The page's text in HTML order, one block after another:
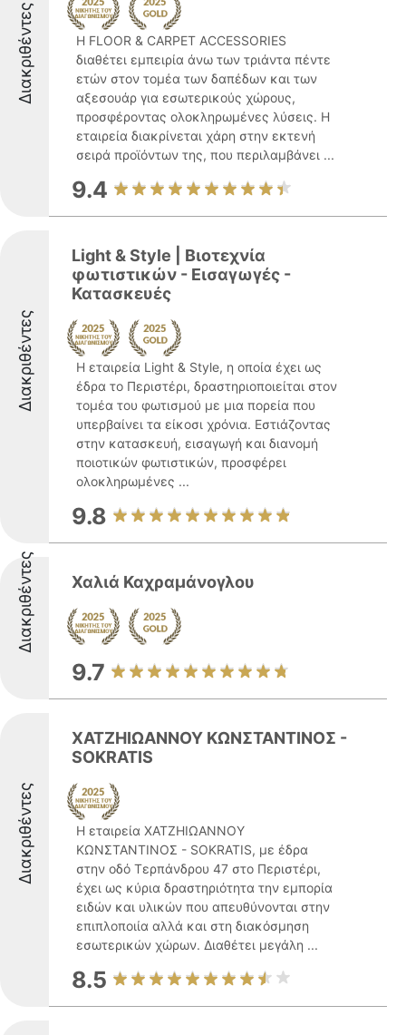
Διακριθέντες
Η FLOOR & CARPET ACCESSORIES
διαθέτει εμπειρία άνω των τριάντα πέντε
ετών στον τομέα των δαπέδων και των
αξεσουάρ για εσωτερικούς χώρους,
προσφέροντας ολοκληρωμένες λύσεις. Η
εταιρεία διακρίνεται χάρη στην εκτενή
σειρά προϊόντων της, που περιλαμβάνει ...
9.4
Διακριθέντες
Light & Style | Βιοτεχνία
φωτιστικών - Εισαγωγές -
Κατασκευές
Η εταιρεία Light & Style, η οποία έχει ως
έδρα το Περιστέρι, δραστηριοποιείται στον
τομέα του φωτισμού με μια πορεία που
υπερβαίνει τα είκοσι χρόνια. Εστιάζοντας
στην κατασκευή, εισαγωγή και διανομή
ποιοτικών φωτιστικών, προσφέρει
ολοκληρωμένες ...
9.8
Διακριθέντες Χαλιά Καχραμάνογλου
9.7
Διακριθέντες
ΧΑΤΖΗΙΩΑΝΝΟΥ ΚΩΝΣΤΑΝΤΙΝΟΣ -
SOKRATIS
Η εταιρεία ΧΑΤΖΗΙΩΑΝΝΟΥ
ΚΩΝΣΤΑΝΤΙΝΟΣ - SOKRATIS, με έδρα
στην οδό Τερπάνδρου 47 στο Περιστέρι,
έχει ως κύρια δραστηριότητα την εμπορία
ειδών και υλικών που απευθύνονται στην
επιπλοποιία αλλά και στη διακόσμηση
εσωτερικών χώρων. Διαθέτει μεγάλη ...
8.5